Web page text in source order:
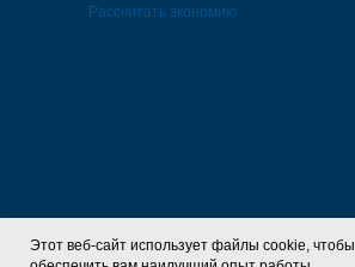
Этот веб-сайт использует файлы cookie, чтобы
Рассчитать экономию